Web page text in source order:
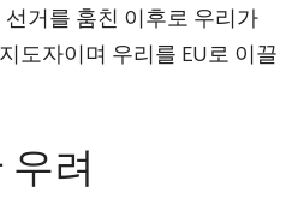
거를 훔친 이후로 우리가
도자이며 우리를 EU로 이끌
려